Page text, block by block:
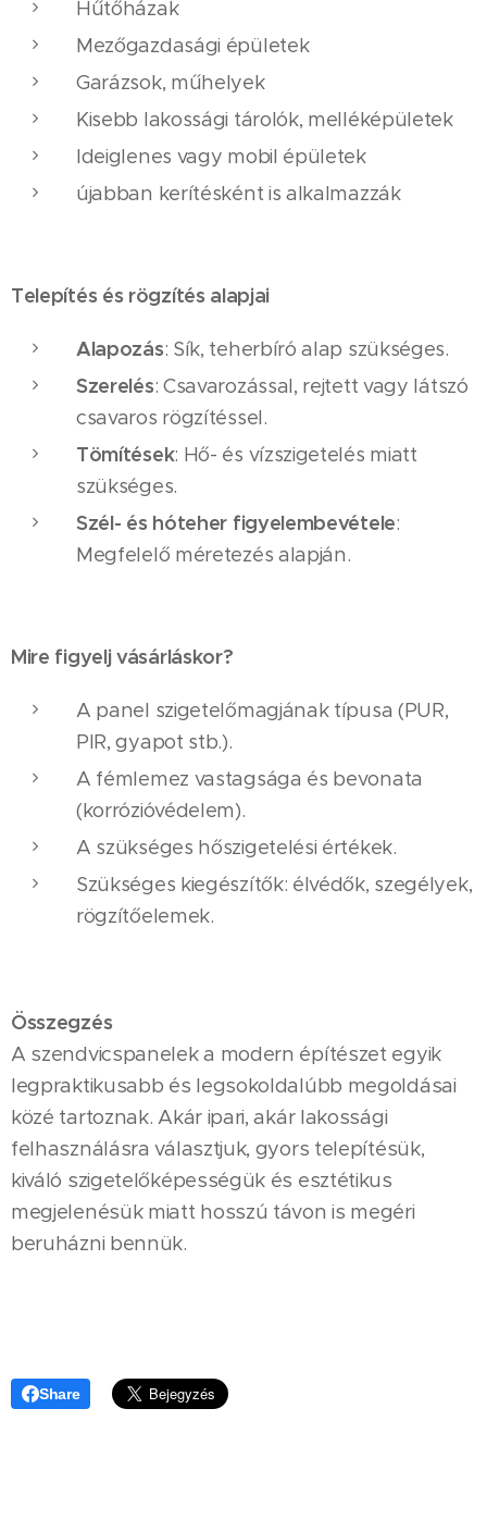
Hűtőházak
Mezőgazdasági épületek
Garázsok, műhelyek
Kisebb lakossági tárolók, melléképületek
Ideiglenes vagy mobil épületek
újabban kerítésként is alkalmazzák
Telepítés és rögzítés alapjai
Alapozás: Sík, teherbíró alap szükséges.
Szerelés: Csavarozással, rejtett vagy látszó
csavaros rögzítéssel.
Tömítések: Hő- és vízszigetelés miatt
szükséges.
Szél- és hóteher figyelembevétele:
Megfelelő méretezés alapján.
Mire figyelj vásárláskor?
A panel szigetelőmagjának típusa (PUR,
PIR, gyapot stb.).
A fémlemez vastagsága és bevonata
(korrózióvédelem).
A szükséges hőszigetelési értékek.
Szükséges kiegészítők: élvédők, szegélyek,
rögzítőelemek.
Összegzés
A szendvicspanelek a modern építészet egyik
legpraktikusabb és legsokoldalúbb megoldásai
közé tartoznak. Akár ipari, akár lakossági
felhasználásra választjuk, gyors telepítésük,
kiváló szigetelőképességük és esztétikus
megjelenésük miatt hosszú távon is megéri
beruházni bennük.
Share